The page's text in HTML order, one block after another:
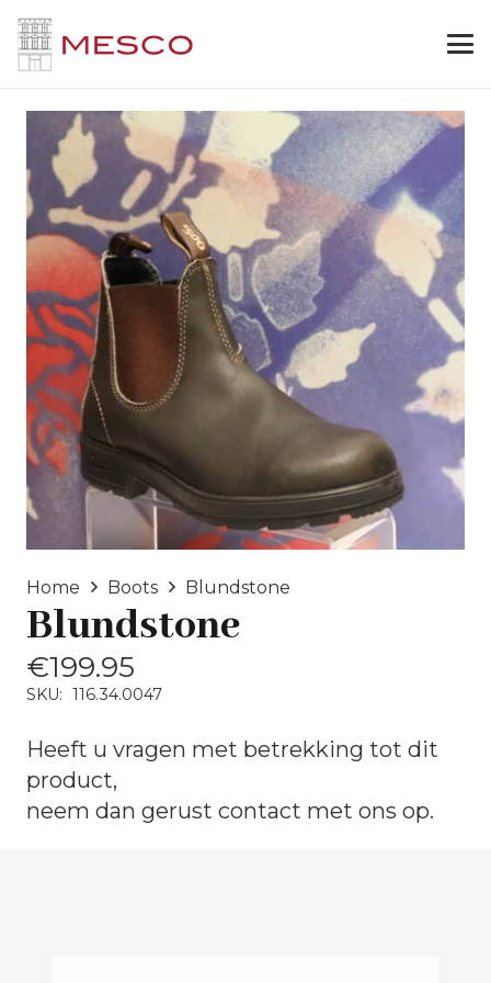
Home Boots Blundstone
Blundstone
€199.95
SKU: 116.34.0047
Heeft u vragen met betrekking tot dit
product,
neem dan gerust contact met ons op.